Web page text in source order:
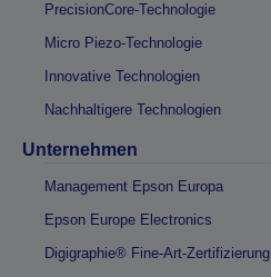
PrecisionCore-Technologie
Micro Piezo-Technologie
Innovative Technologien
Nachhaltigere Technologien
Unternehmen
Management Epson Europa
Epson Europe Electronics
Digigraphie® Fine-Art-Zertifizierung